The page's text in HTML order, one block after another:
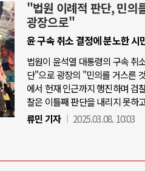
"법원 이례적 판단, 민의
광장으로"
윤 구속 취소 결정에 분노한 시
법원이 윤석열 대통령의 구속 취
단"으로 광장의 "민의를 거스른
에서 헌재 인근까지 행진하며 검
찰은 이틀째 판단을 내리지 못하
류민 기자
2025.03.08. 10:03